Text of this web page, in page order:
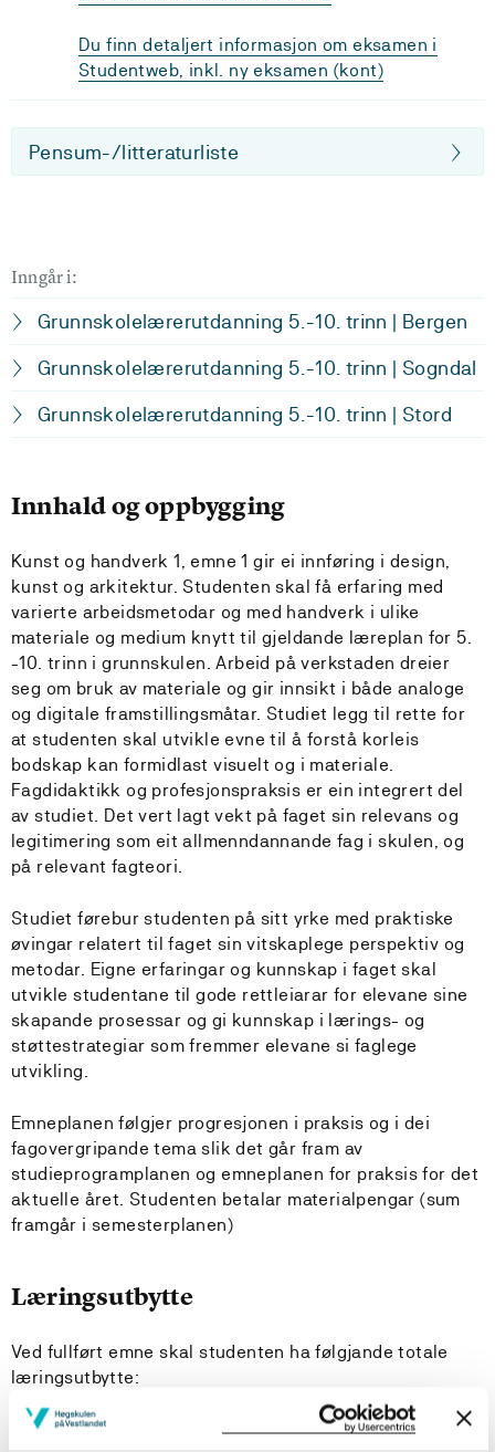
Du finn detaljert informasjon om eksamen i
Studentweb, inkl. ny eksamen (kont)
Pensum-/litteraturliste
Inngår i:
Grunnskolelærerutdanning 5.-10. trinn | Bergen
Grunnskolelærerutdanning 5.-10. trinn | Sogndal
Grunnskolelærerutdanning 5.-10. trinn | Stord
Innhald og oppbygging
Kunst og handverk 1, emne 1 gir ei innføring i design,
kunst og arkitektur. Studenten skal få erfaring med
varierte arbeidsmetodar og med handverk i ulike
materiale og medium knytt til gjeldande læreplan for 5.
-10. trinn i grunnskulen. Arbeid på verkstaden dreier
seg om bruk av materiale og gir innsikt i både analoge
og digitale framstillingsmåtar. Studiet legg til rette for
at studenten skal utvikle evne til å forstå korleis
bodskap kan formidlast visuelt og i materiale.
Fagdidaktikk og profesjonspraksis er ein integrert del
av studiet. Det vert lagt vekt på faget sin relevans og
legitimering som eit allmenndannande fag i skulen, og
på relevant fagteori.
Studiet førebur studenten på sitt yrke med praktiske
øvingar relatert til faget sin vitskaplege perspektiv og
metodar. Eigne erfaringar og kunnskap i faget skal
utvikle studentane til gode rettleiarar for elevane sine
skapande prosessar og gi kunnskap i lærings- og
støttestrategiar som fremmer elevane si faglege
utvikling.
Emneplanen følgjer progresjonen i praksis og i dei
fagovergripande tema slik det går fram av
studieprogramplanen og emneplanen for praksis for det
aktuelle året. Studenten betalar materialpengar (sum
framgår i semesterplanen)
Læringsutbytte
Ved fullført emne skal studenten ha følgjande totale
læringsutbytte:
Kunnskapar